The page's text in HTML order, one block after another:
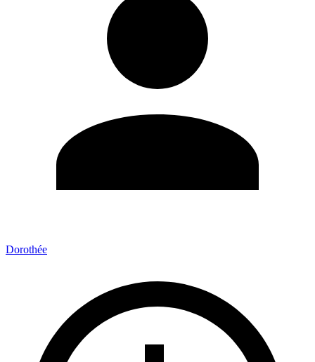
Dorothée